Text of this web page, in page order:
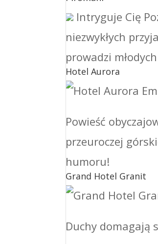
Intryguje Cię
niezwykłych
prowadzi
Hotel Aurora
Powieść
przeuroczej
humoru!
Grand Hotel Granit
Duchy domagają